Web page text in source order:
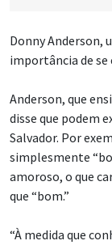
Donny Anderson,
importância de
Anderson, que
disse que podem
Salvador. Por
simplesmente
amoroso, o que
que “bom.”
“À medida que